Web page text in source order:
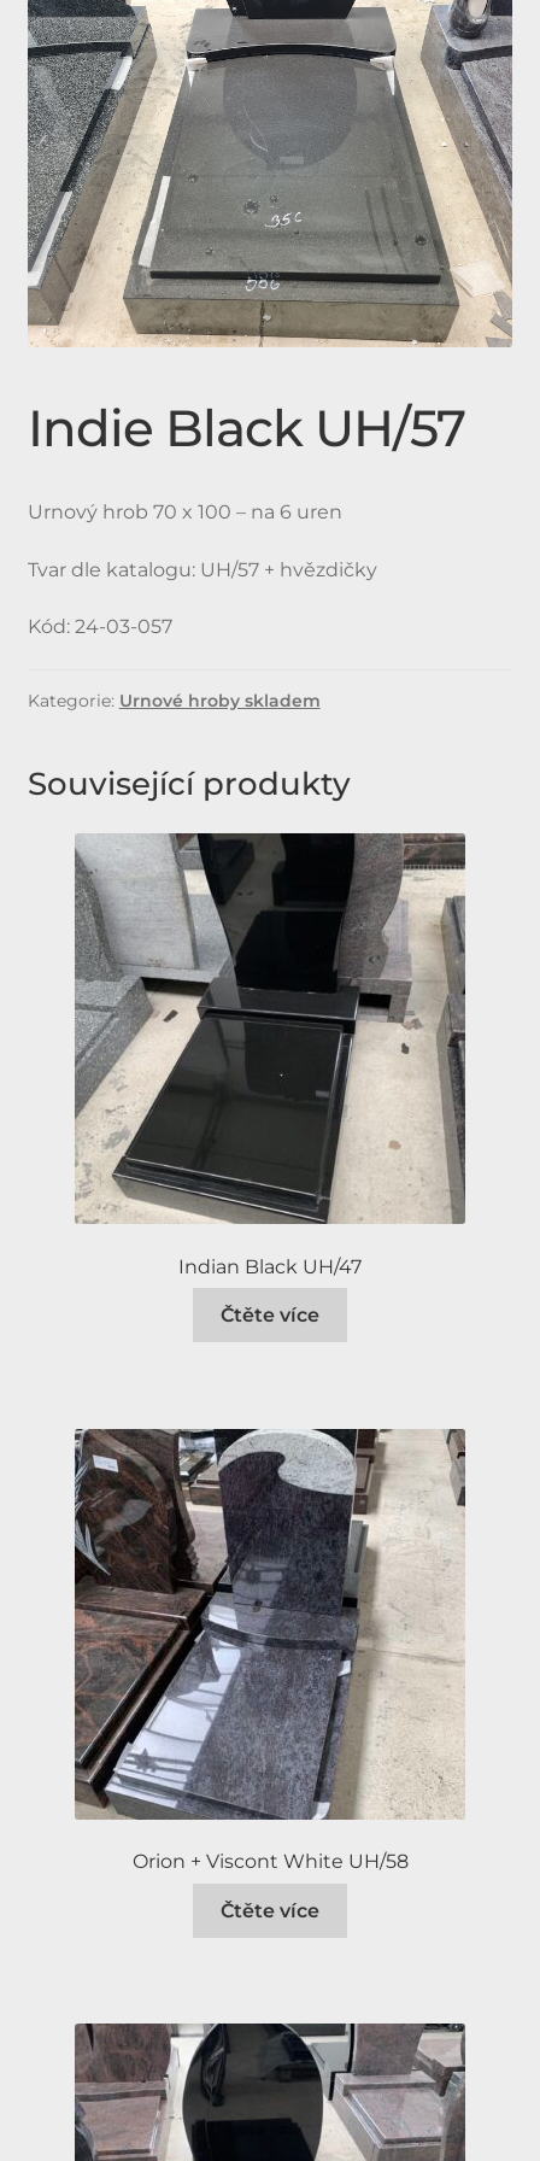
Doplňky
child
menu
Produkty
Urnové hroby skladem
Jednohroby, Dvojhroby
Indie Black UH/57
Urnový hrob 70 x 100 – na 6 uren
Tvar dle katalogu: UH/57 + hvězdičky
Kód: 24-03-057
Kategorie: Urnové hroby skladem
Související produkty
Indian Black UH/47
Čtěte více
Orion + Viscont White UH/58
Čtěte více